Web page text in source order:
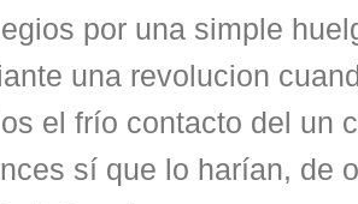
por una simple
una revolucion
el frío contacto del un
sí que lo harían, de